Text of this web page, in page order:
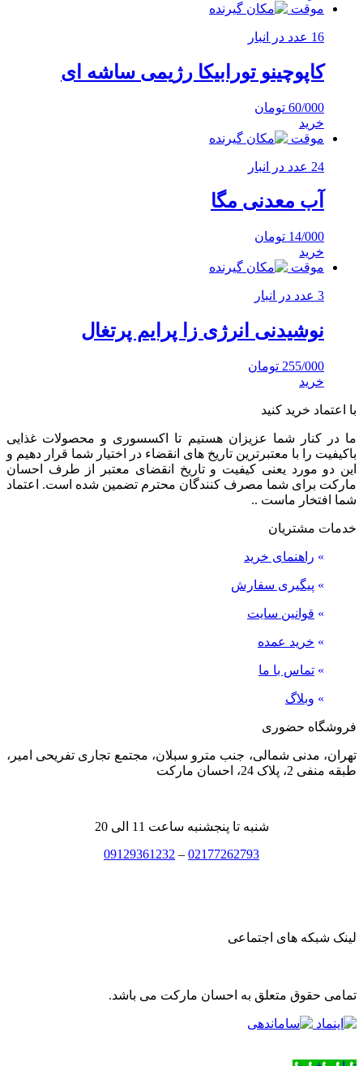
موقت
16 عدد در انبار
کاپوچینو تورابیکا رژیمی ساشه ای
60/000 تومان
خرید
موقت
24 عدد در انبار
آب معدنی مگا
14/000 تومان
خرید
موقت
3 عدد در انبار
نوشیدنی انرژی زا پرایم پرتغال
255/000 تومان
خرید
با اعتماد خرید کنید
ما در کنار شما عزیزان هستیم تا اکسسوری و محصولات غذایی
باکیفیت را با معتبرترین تاریخ های انقضاء در اختیار شما قرار دهیم و
این دو مورد یعنی کیفیت و تاریخ انقضای معتبر از طرف احسان
مارکت برای شما مصرف کنندگان محترم تضمین شده است. اعتماد
شما افتخار ماست ..
خدمات مشتریان
» راهنمای خرید
» پیگیری سفارش
» قوانین سایت
» خرید عمده
» تماس با ما
» وبلاگ
فروشگاه حضوری
تهران، مدنی شمالی، جنب مترو سبلان، مجتمع تجاری تفریحی امیر،
طبقه منفی 2، پلاک 24، احسان مارکت
شنبه تا پنجشنبه ساعت 11 الی 20
02177262793
–
09129361232
لینک شبکه های اجتماعی
تمامی حقوق متعلق به احسان مارکت می باشد.